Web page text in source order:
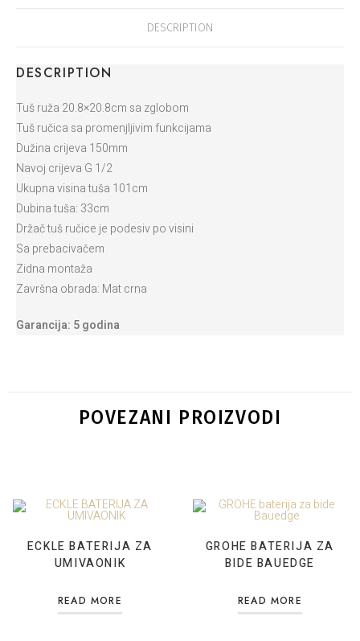
DESCRIPTION
DESCRIPTION
Tuš ruža 20.8×20.8cm sa zglobom
Tuš ručica sa promenjljivim funkcijama
Dužina crijeva 150mm
Navoj crijeva G 1/2
Ukupna visina tuša 101cm
Dubina tuša: 33cm
Držač tuš ručice je podesiv po visini
Sa prebacivačem
Zidna montaža
Završna obrada: Mat crna
Garancija: 5 godina
POVEZANI PROIZVODI
ECKLE BATERIJA ZA
UMIVAONIK
READ MORE
GROHE BATERIJA ZA
BIDE BAUEDGE
READ MORE